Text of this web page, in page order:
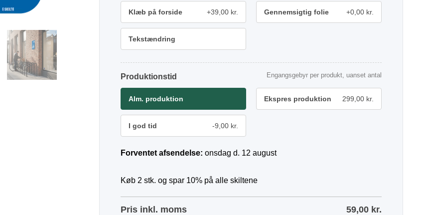
Klæb på forside +39,00 kr. Gennemsigtig folie +0,00 kr.
Tekstændring
Produktionstid Engangsgebyr per produkt, uanset antal
Alm. produktion Ekspres produktion 299,00 kr.
I god tid -9,00 kr.
Forventet afsendelse: onsdag d. 12 august
Køb 2 stk. og spar 10% på alle skiltene
Pris inkl. moms 59,00 kr.